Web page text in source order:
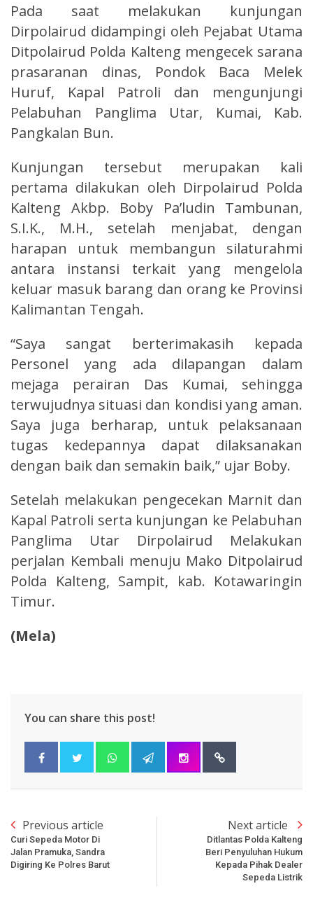
Pada saat melakukan kunjungan
Dirpolairud didampingi oleh Pejabat Utama
Ditpolairud Polda Kalteng mengecek sarana
prasaranan dinas, Pondok Baca Melek
Huruf, Kapal Patroli dan mengunjungi
Pelabuhan Panglima Utar, Kumai, Kab.
Pangkalan Bun.
Kunjungan tersebut merupakan kali
pertama dilakukan oleh Dirpolairud Polda
Kalteng Akbp. Boby Pa’ludin Tambunan,
S.I.K., M.H., setelah menjabat, dengan
harapan untuk membangun silaturahmi
antara instansi terkait yang mengelola
keluar masuk barang dan orang ke Provinsi
Kalimantan Tengah.
“Saya sangat berterimakasih kepada
Personel yang ada dilapangan dalam
mejaga perairan Das Kumai, sehingga
terwujudnya situasi dan kondisi yang aman.
Saya juga berharap, untuk pelaksanaan
tugas kedepannya dapat dilaksanakan
dengan baik dan semakin baik,” ujar Boby.
Setelah melakukan pengecekan Marnit dan
Kapal Patroli serta kunjungan ke Pelabuhan
Panglima Utar Dirpolairud Melakukan
perjalan Kembali menuju Mako Ditpolairud
Polda Kalteng, Sampit, kab. Kotawaringin
Timur.
(Mela)
You can share this post!
Previous article
Curi Sepeda Motor Di
Jalan Pramuka, Sandra
Digiring Ke Polres Barut
Next article
Ditlantas Polda Kalteng
Beri Penyuluhan Hukum
Kepada Pihak Dealer
Sepeda Listrik